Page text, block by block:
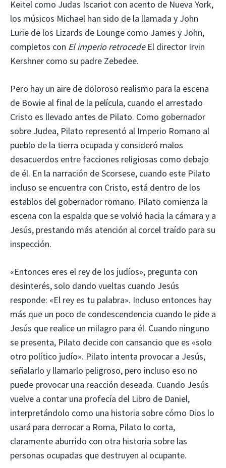
Keitel como Judas Iscariot con acento de Nueva York,
los músicos Michael han sido de la llamada y John
Lurie de los Lizards de Lounge como James y John,
completos con El imperio retrocedeEl director Irvin
Kershner como su padre Zebedee.
Pero hay un aire de doloroso realismo para la escena
de Bowie al final de la película, cuando el arrestado
Cristo es llevado antes de Pilato. Como gobernador
sobre Judea, Pilato representó al Imperio Romano al
pueblo de la tierra ocupada y consideró malos
desacuerdos entre facciones religiosas como debajo
de él. En la narración de Scorsese, cuando este Pilato
incluso se encuentra con Cristo, está dentro de los
establos del gobernador romano. Pilato comienza la
escena con la espalda que se volvió hacia la cámara y a
Jesús, prestando más atención al corcel traído para su
inspección.
«Entonces eres el rey de los judíos», pregunta con
desinterés, solo dando vueltas cuando Jesús
responde: «El rey es tu palabra». Incluso entonces hay
más que un poco de condescendencia cuando le pide a
Jesús que realice un milagro para él. Cuando ninguno
se presenta, Pilato decide con cansancio que es «solo
otro político judío». Pilato intenta provocar a Jesús,
señalarlo y llamarlo peligroso, pero incluso eso no
puede provocar una reacción deseada. Cuando Jesús
vuelve a contar una profecía del Libro de Daniel,
interpretándolo como una historia sobre cómo Dios lo
usará para derrocar a Roma, Pilato lo corta,
claramente aburrido con otra historia sobre las
personas ocupadas que destruyen al ocupante.